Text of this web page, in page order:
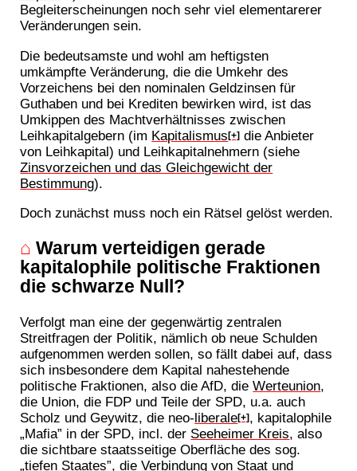
Begleiterscheinungen noch sehr viel elementarerer
Veränderungen sein.
Die bedeutsamste und wohl am heftigsten
umkämpfte Veränderung, die die Umkehr des
Vorzeichens bei den nominalen Geldzinsen für
Guthaben und bei Krediten bewirken wird, ist das
Umkippen des Machtverhältnisses zwischen
Leihkapitalgebern (im Kapitalismus[+] die Anbieter
von Leihkapital) und Leihkapitalnehmern (siehe
Zinsvorzeichen und das Gleichgewicht der
Bestimmung).
Doch zunächst muss noch ein Rätsel gelöst werden.
⌂ Warum verteidigen gerade
kapitalophile politische Fraktionen
die schwarze Null?
Verfolgt man eine der gegenwärtig zentralen
Streitfragen der Politik, nämlich ob neue Schulden
aufgenommen werden sollen, so fällt dabei auf, dass
sich insbesondere dem Kapital nahestehende
politische Fraktionen, also die AfD, dieWerteunion,
die Union, die FDP und Teile der SPD, u.a. auch
Scholz und Geywitz, die neo-liberale[+] , kapitalophile
„Mafia” in der SPD, incl. der Seeheimer Kreis, also
die sichtbare staatsseitige Oberfläche des sog.
„tiefen Staates”, dieVerbindung von Staat und